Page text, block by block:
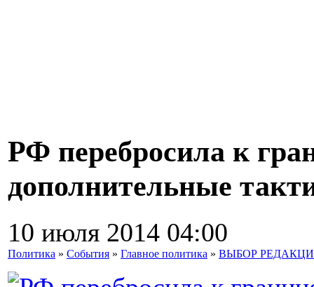
РФ перебросила к
дополнительные
10 июля 2014 04:00
Политика » События » Главное политика » ВЫБОР